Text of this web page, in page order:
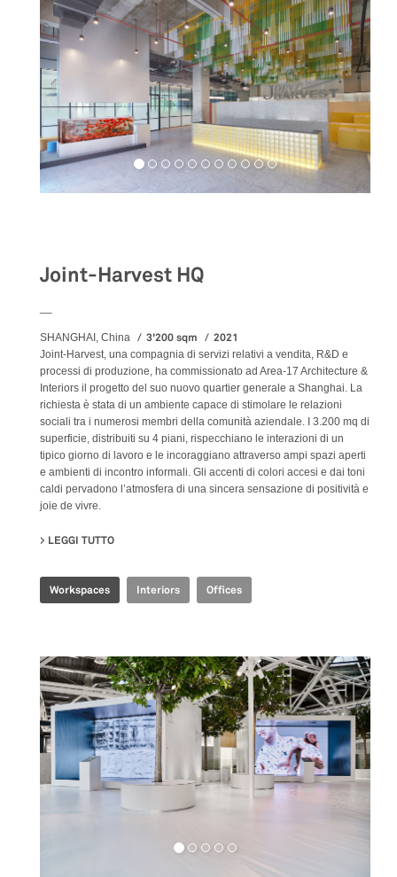
Joint-Harvest HQ
SHANGHAI, China 3'200 sqm 2021
Joint-Harvest, una compagnia di servizi relativi a vendita, R&D e
processi di produzione, ha commissionato ad Area-17 Architecture &
Interiors il progetto del suo nuovo quartier generale a Shanghai. La
richiesta è stata di un ambiente capace di stimolare le relazioni
sociali tra i numerosi membri della comunità aziendale. I 3.200 mq di
superficie, distribuiti su 4 piani, rispecchiano le interazioni di un
tipico giorno di lavoro e le incoraggiano attraverso ampi spazi aperti
e ambienti di incontro informali. Gli accenti di colori accesi e dai toni
caldi pervadono l’atmosfera di una sincera sensazione di positività e
joie de vivre.
LEGGI TUTTO
Workspaces Interiors Offices